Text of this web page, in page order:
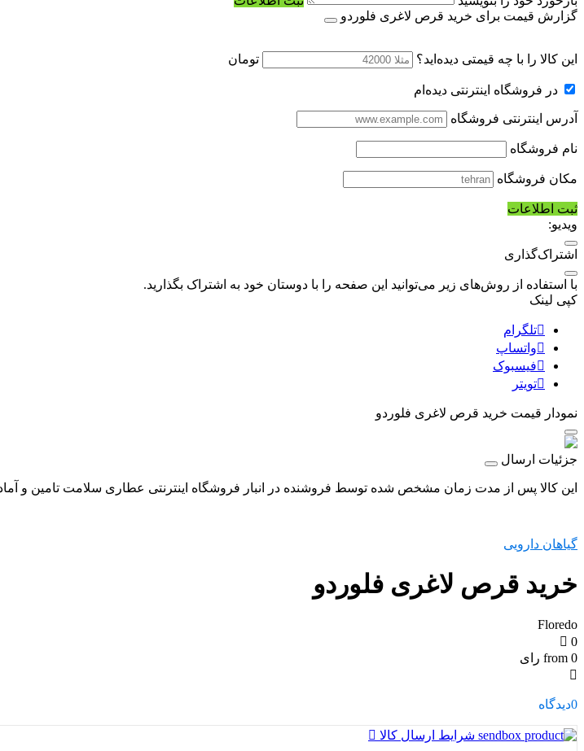
گزارش قیمت برای خرید قرص لاغری فلوردو
این کالا را با چه قیمتی دیده‌اید؟ تومان
در فروشگاه اینترنتی دیده‌ام
آدرس اینترنتی فروشگاه
نام فروشگاه
مکان فروشگاه
ثبت اطلاعات
ویدیو:
اشتراک‌گذاری
با استفاده از روش‌های زیر می‌توانید این صفحه را با دوستان خود به اشتراک بگذارید.
کپی لینک
تلگرام
واتساپ
فیسبوک
تویتر
نمودار قیمت خرید قرص لاغری فلوردو
جزئیات ارسال
این کالا پس از مدت زمان مشخص شده توسط فروشنده در انبار فروشگاه اینترنتی عطاری سلامت تامین و
گیاهان دارویی
خرید قرص لاغری فلوردو
Floredo
0
from 0 رای
0دیدگاه
شرایط ارسال کالا